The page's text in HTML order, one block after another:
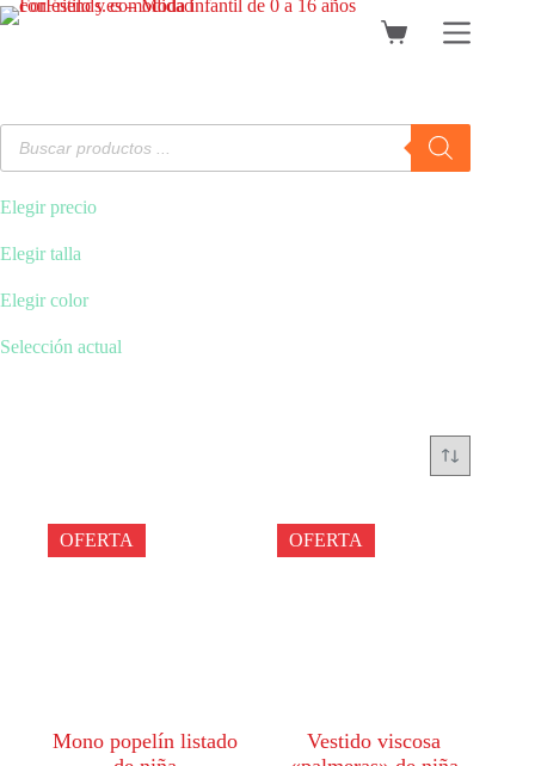
Saltar
al
Carro
OFERTA
Mono popelín listado
OFERTA
Vestido viscosa
Búsqueda
productos
Elegir precio
Elegir talla
Elegir color
Selección actual